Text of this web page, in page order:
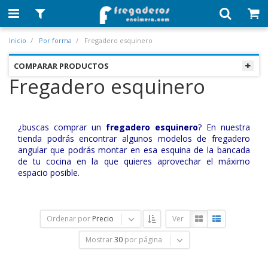
Inicio Por forma Fregadero esquinero
COMPARAR PRODUCTOS
Fregadero esquinero
¿buscas comprar un fregadero esquinero? En nuestra
tienda podrás encontrar algunos modelos de fregadero
angular que podrás montar en esa esquina de la bancada
de tu cocina en la que quieres aprovechar el máximo
espacio posible.
Ordenar por Precio Ver
Mostrar 30 por página